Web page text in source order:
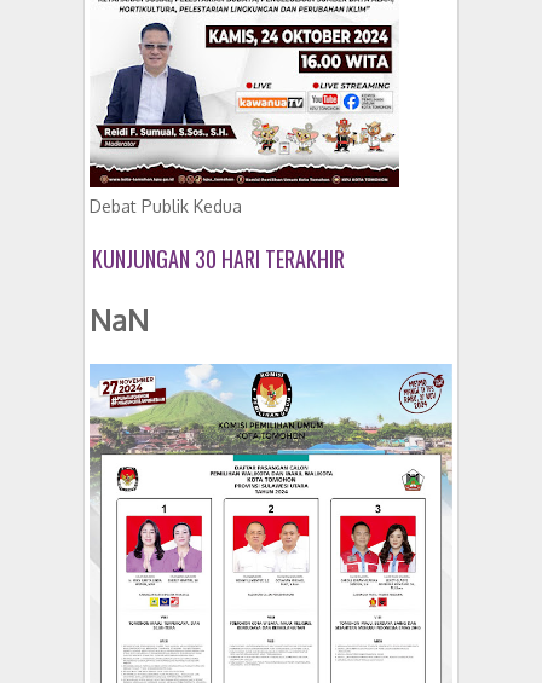
Debat Publik Kedua
KUNJUNGAN 30 HARI TERAKHIR
NaN